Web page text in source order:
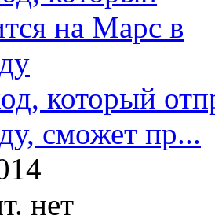
который
сможет пр...
нет